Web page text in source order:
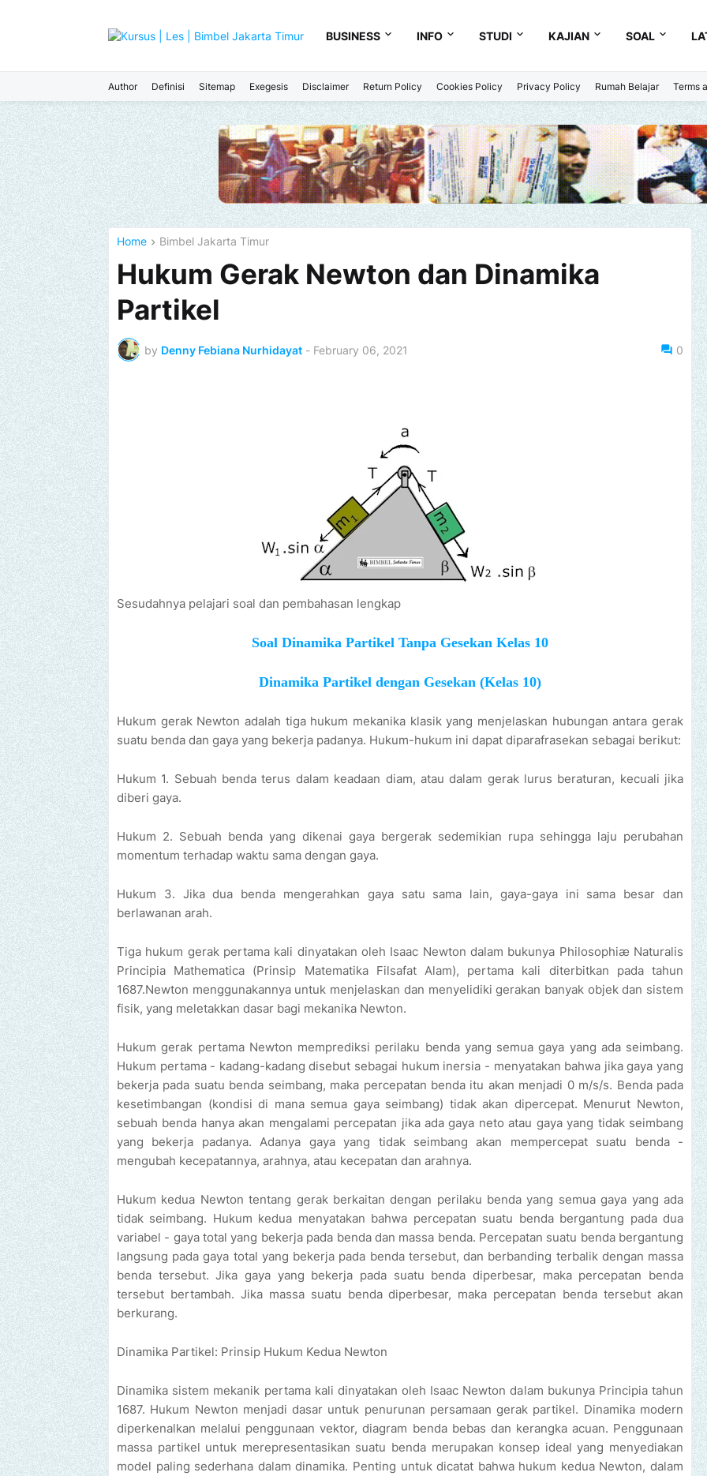
BUSINESS INFO STUDI KAJIAN SOAL
Author Definisi Sitemap Exegesis Disclaimer Return Policy Cookies Policy Privacy Policy Rumah Belajar Terms
Home Bimbel Jakarta Timur
Hukum Gerak Newton dan Dinamika
Partikel
by Denny Febiana Nurhidayat - February 06, 2021 0
Sesudahnya pelajari soal dan pembahasan lengkap
Soal Dinamika Partikel Tanpa Gesekan Kelas 10
Dinamika Partikel dengan Gesekan (Kelas 10)
Hukum gerak Newton adalah tiga hukum mekanika klasik yang menjelaskan hubungan antara gerak
suatu benda dan gaya yang bekerja padanya. Hukum-hukum ini dapat diparafrasekan sebagai berikut:
Hukum 1. Sebuah benda terus dalam keadaan diam, atau dalam gerak lurus beraturan, kecuali jika
diberi gaya.
Hukum 2. Sebuah benda yang dikenai gaya bergerak sedemikian rupa sehingga laju perubahan
momentum terhadap waktu sama dengan gaya.
Hukum 3. Jika dua benda mengerahkan gaya satu sama lain, gaya-gaya ini sama besar dan
berlawanan arah.
Tiga hukum gerak pertama kali dinyatakan oleh Isaac Newton dalam bukunya Philosophiæ Naturalis
Principia Mathematica (Prinsip Matematika Filsafat Alam), pertama kali diterbitkan pada tahun
1687.Newton menggunakannya untuk menjelaskan dan menyelidiki gerakan banyak objek dan sistem
fisik, yang meletakkan dasar bagi mekanika Newton.
Hukum gerak pertama Newton memprediksi perilaku benda yang semua gaya yang ada seimbang.
Hukum pertama - kadang-kadang disebut sebagai hukum inersia - menyatakan bahwa jika gaya yang
bekerja pada suatu benda seimbang, maka percepatan benda itu akan menjadi 0 m/s/s. Benda pada
kesetimbangan (kondisi di mana semua gaya seimbang) tidak akan dipercepat. Menurut Newton,
sebuah benda hanya akan mengalami percepatan jika ada gaya neto atau gaya yang tidak seimbang
yang bekerja padanya. Adanya gaya yang tidak seimbang akan mempercepat suatu benda -
mengubah kecepatannya, arahnya, atau kecepatan dan arahnya.
Hukum kedua Newton tentang gerak berkaitan dengan perilaku benda yang semua gaya yang ada
tidak seimbang. Hukum kedua menyatakan bahwa percepatan suatu benda bergantung pada dua
variabel - gaya total yang bekerja pada benda dan massa benda. Percepatan suatu benda bergantung
langsung pada gaya total yang bekerja pada benda tersebut, dan berbanding terbalik dengan massa
benda tersebut. Jika gaya yang bekerja pada suatu benda diperbesar, maka percepatan benda
tersebut bertambah. Jika massa suatu benda diperbesar, maka percepatan benda tersebut akan
berkurang.
Dinamika Partikel: Prinsip Hukum Kedua Newton
Dinamika sistem mekanik pertama kali dinyatakan oleh Isaac Newton dalam bukunya Principia tahun
1687. Hukum Newton menjadi dasar untuk penurunan persamaan gerak partikel. Dinamika modern
diperkenalkan melalui penggunaan vektor, diagram benda bebas dan kerangka acuan. Penggunaan
massa partikel untuk merepresentasikan suatu benda merupakan konsep ideal yang menyediakan
model paling sederhana dalam dinamika. Penting untuk dicatat bahwa hukum kedua Newton, dalam